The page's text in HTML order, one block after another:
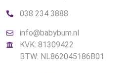
038 234 3888
info@babybum.nl
KVK: 81309422
BTW: NL862045186B01